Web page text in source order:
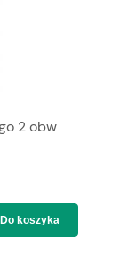
2 obw
Do koszyka